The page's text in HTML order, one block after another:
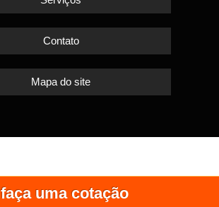
faça uma cotação
Contato
Mapa do site